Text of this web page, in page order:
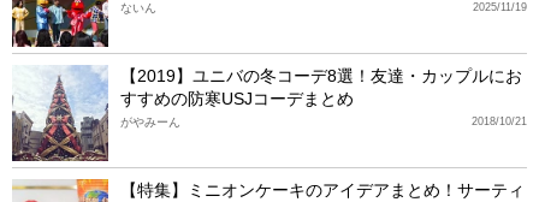
2025/11/19
ないん
【2019】ユニバの冬コーデ8選！友達・カップルにお
すすめの防寒USJコーデまとめ
2018/10/21
がやみーん
【特集】ミニオンケーキのアイデアまとめ！サーティ